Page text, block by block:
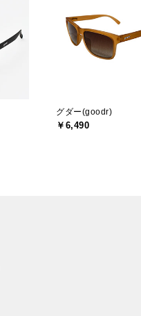
グダー(goodr)
￥6,490